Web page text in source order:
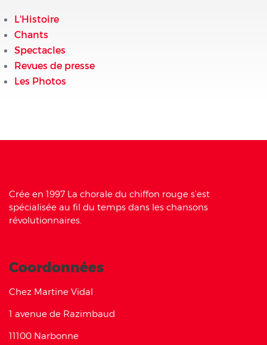
L'Histoire
Chants
Spectacles
Revues de presse
Les Photos
Crée en 1997 La chorale du chiffon rouge s’est
spécialisée au fil du temps dans les chansons
révolutionnaires.
Coordonnées
Chez Martine Vidal
1 avenue de Razimbaud
11100 Narbonne